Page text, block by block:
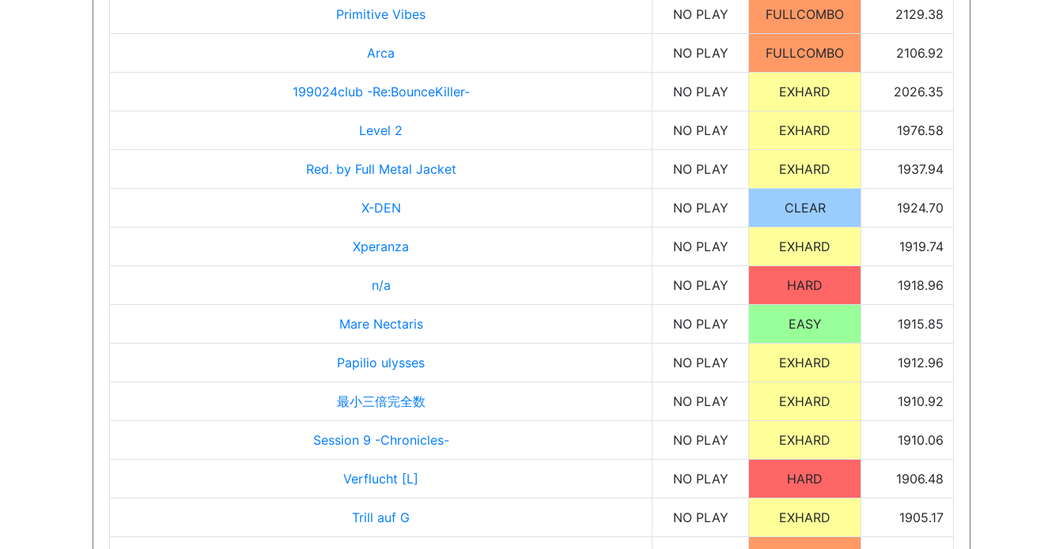
Primitive Vibes NO PLAY FULLCOMBO 2129.38
Arca NO PLAY FULLCOMBO 2106.92
199024club -Re:BounceKiller- NO PLAY EXHARD 2026.35
Level 2 NO PLAY EXHARD 1976.58
Red. by Full Metal Jacket NO PLAY EXHARD 1937.94
X-DEN NO PLAY CLEAR 1924.70
Xperanza NO PLAY EXHARD 1919.74
n/a NO PLAY HARD 1918.96
Mare Nectaris NO PLAY EASY 1915.85
Papilio ulysses NO PLAY EXHARD 1912.96
最小三倍完全数 NO PLAY EXHARD 1910.92
Session 9 -Chronicles- NO PLAY EXHARD 1910.06
Verflucht [L] NO PLAY HARD 1906.48
Trill auf G NO PLAY EXHARD 1905.17